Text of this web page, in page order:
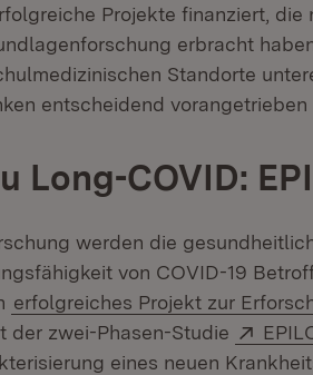
Projekte finanziert, die
erbracht
Standorte
entscheidend vorangetrieben
Long-COVID:
werden die
von COVID-19
erfolgreiches Projekt zur
der zwei-Phasen-Studie
eines neuen